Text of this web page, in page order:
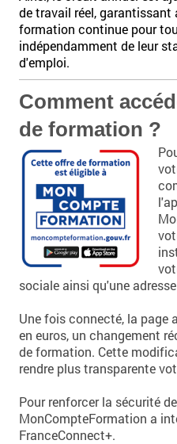
de travail réel,
formation continue pour
indépendamment de leur
d'emploi.
Comment
de formation ?
sociale ainsi qu'une
Une fois connecté, la
en euros, un changement
de formation. Cette
rendre plus transparente
Pour renforcer la sécurité
MonCompteFormation a
FranceConnect+.